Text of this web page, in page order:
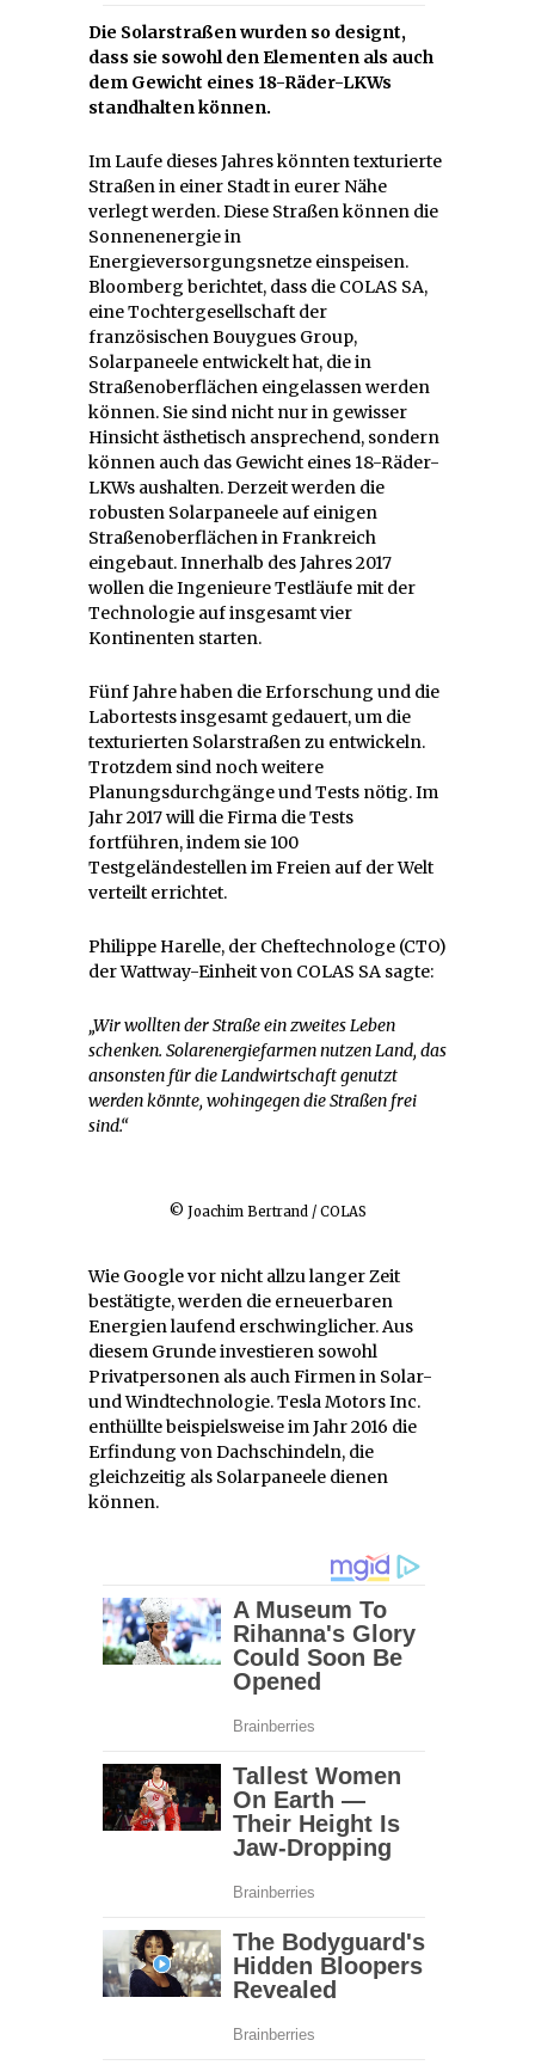
Die Solarstraßen wurden so designt,
dass sie sowohl den Elementen als auch
dem Gewicht eines 18-Räder-LKWs
standhalten können.
Im Laufe dieses Jahres könnten texturierte
Straßen in einer Stadt in eurer Nähe
verlegt werden. Diese Straßen können die
Sonnenenergie in
Energieversorgungsnetze einspeisen.
Bloomberg berichtet, dass die COLAS SA,
eine Tochtergesellschaft der
französischen Bouygues Group,
Solarpaneele entwickelt hat, die in
Straßenoberflächen eingelassen werden
können. Sie sind nicht nur in gewisser
Hinsicht ästhetisch ansprechend, sondern
können auch das Gewicht eines 18-Räder-
LKWs aushalten. Derzeit werden die
robusten Solarpaneele auf einigen
Straßenoberflächen in Frankreich
eingebaut. Innerhalb des Jahres 2017
wollen die Ingenieure Testläufe mit der
Technologie auf insgesamt vier
Kontinenten starten.
Fünf Jahre haben die Erforschung und die
Labortests insgesamt gedauert, um die
texturierten Solarstraßen zu entwickeln.
Trotzdem sind noch weitere
Planungsdurchgänge und Tests nötig. Im
Jahr 2017 will die Firma die Tests
fortführen, indem sie 100
Testgeländestellen im Freien auf der Welt
verteilt errichtet.
Philippe Harelle, der Cheftechnologe (CTO)
der Wattway-Einheit von COLAS SA sagte:
„Wir wollten der Straße ein zweites Leben
schenken. Solarenergiefarmen nutzen Land, das
ansonsten für die Landwirtschaft genutzt
werden könnte, wohingegen die Straßen frei
sind.“
© Joachim Bertrand / COLAS
Wie Google vor nicht allzu langer Zeit
bestätigte, werden die erneuerbaren
Energien laufend erschwinglicher. Aus
diesem Grunde investieren sowohl
Privatpersonen als auch Firmen in Solar-
und Windtechnologie. Tesla Motors Inc.
enthüllte beispielsweise im Jahr 2016 die
Erfindung von Dachschindeln, die
gleichzeitig als Solarpaneele dienen
können.